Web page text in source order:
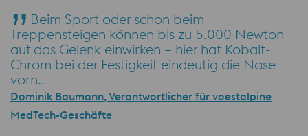
Beim Sport oder schon beim
Treppensteigen können bis zu 5.000 Newton
auf das Gelenk einwirken – hier hat Kobalt-
Chrom bei der Festigkeit eindeutig die Nase
vorn..
Dominik Baumann, Verantwortlicher für voestalpine
MedTech-Geschäfte